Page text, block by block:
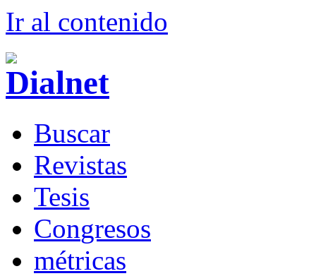
Ir al contenido
Buscar
Revistas
Tesis
Congresos
métricas